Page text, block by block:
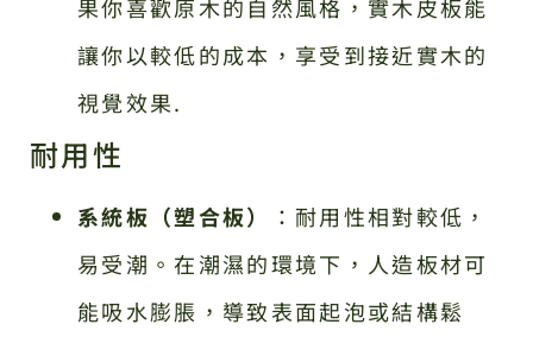
果你喜歡原木的自然風格，實木皮板能
讓你以較低的成本，享受到接近實木的
視覺效果.
耐用性
系統板（塑合板）
：耐用性相對較低，
易受潮。在潮濕的環境下，人造板材可
能吸水膨脹，導致表面起泡或結構鬆